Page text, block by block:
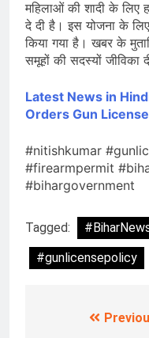
महिलाओं की शादी के लिए
दे दी है। इस योजना के
किया गया है। खबर के
समूहों की सदस्यों जीविका
Latest News in
Orders Gun
#nitishkumar
#firearmpermit
#bihargovernment
Tagged:
#gunlicensepolicy